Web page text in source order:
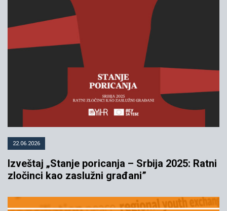
22.06.2026
Izveštaj „Stanje poricanja – Srbija 2025: Ratni
zločinci kao zaslužni građani”